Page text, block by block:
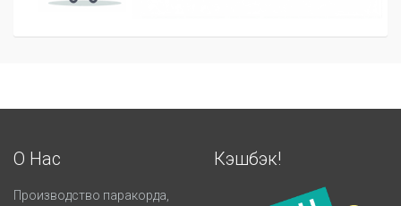
О Нас
Производство паракорда,
Кэшбэк!